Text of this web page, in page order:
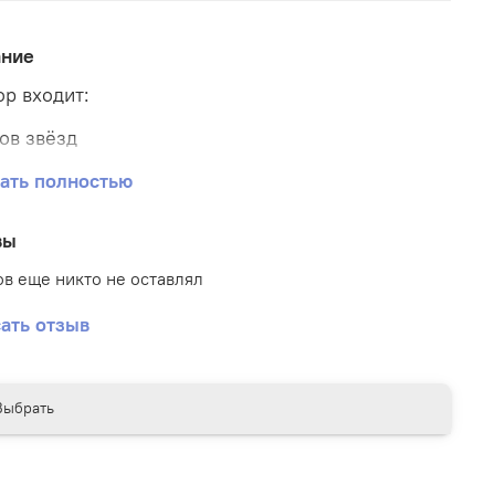
входит:
звёзд
хром
полностью
еще никто не оставлял
отзыв